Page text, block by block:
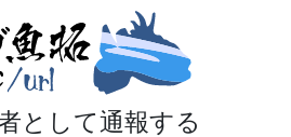
として通報する